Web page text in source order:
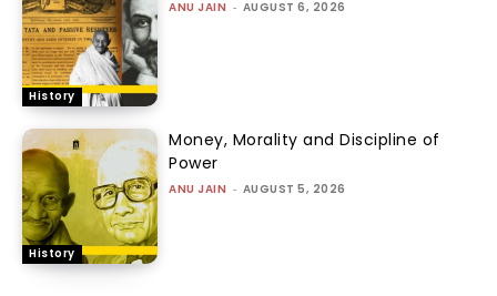
History
ANU JAIN - AUGUST 6, 2026
History
Money, Morality and Discipline of
Power
ANU JAIN - AUGUST 5, 2026